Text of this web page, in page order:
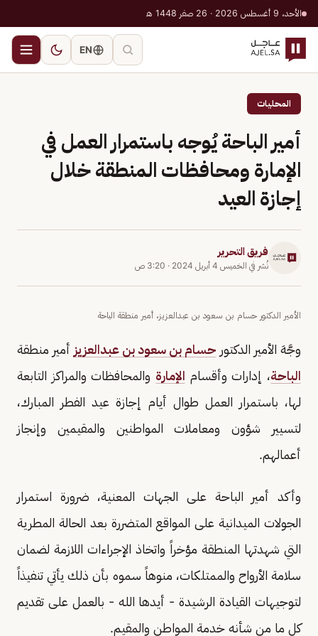
الأحد، 9 أغسطس 2026 · 26 صفر 1448 هـ
EN
المحليات
أمير الباحة يُوجه باستمرار العمل في
الإمارة ومحافظات المنطقة خلال
إجازة العيد
فريق التحرير
نُشر في الخميس 4 أبريل 2024 · 3:20 ص
الأمير الدكتور حسام بن سعود بن عبدالعزيز، أمير منطقة الباحة
وجَّهَ الأمير الدكتور حسام بن سعود بن عبدالعزيز أمير منطقة
الباحة، إدارات وأقسام الإمارة والمحافظات والمراكز التابعة
لها، باستمرار العمل طوال أيام إجازة عيد الفطر المبارك،
لتسيير شؤون ومعاملات المواطنين والمقيمين وإنجاز
أعمالهم.
وأكد أمير الباحة على الجهات المعنية، ضرورة استمرار
الجولات الميدانية على المواقع المتضررة بعد الحالة المطرية
التي شهدتها المنطقة مؤخراً واتخاذ الإجراءات اللازمة لضمان
سلامة الأرواح والممتلكات، منوهاً سموه بأن ذلك يأتي تنفيذاً
لتوجيهات القيادة الرشيدة - أيدها الله - بالعمل على تقديم
كل ما من شأنه خدمة المواطن والمقيم.